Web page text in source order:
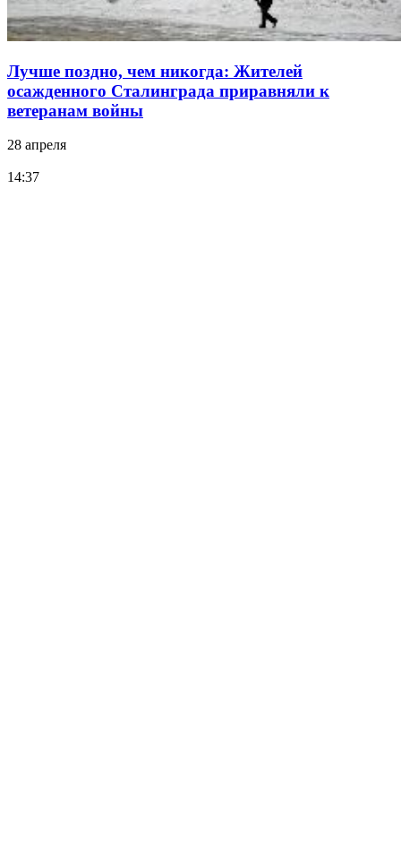
Лучше поздно, чем никогда: Жителей
осажденного Сталинграда приравняли к
ветеранам войны
28 апреля
14:37